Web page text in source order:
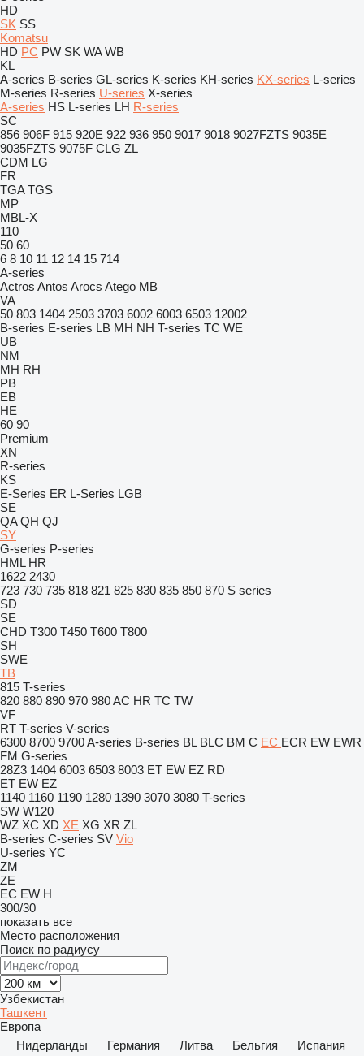
HD
SK SS
Komatsu
HD PC PW SK WA WB
KL
A-series B-series GL-series K-series KH-series KX-series L-series
M-series R-series U-series X-series
A-series HS L-series LH R-series
SC
856 906F 915 920E 922 936 950 9017 9018 9027FZTS 9035E
9035FZTS 9075F CLG ZL
CDM LG
FR
TGA TGS
MP
MBL-X
110
50 60
6 8 10 11 12 14 15 714
A-series
Actros Antos Arocs Atego MB
VA
50 803 1404 2503 3703 6002 6003 6503 12002
B-series E-series LB MH NH T-series TC WE
UB
NM
MH RH
PB
EB
HE
60 90
Premium
XN
R-series
KS
E-Series ER L-Series LGB
SE
QA QH QJ
SY
G-series P-series
HML HR
1622 2430
723 730 735 818 821 825 830 835 850 870 S series
SD
SE
CHD T300 T450 T600 T800
SH
SWE
TB
815 T-series
820 880 890 970 980AC HR TC TW
VF
RT T-series V-series
6300 8700 9700A-series B-series BL BLC BM C EC ECR EW EWR
FM G-series
28Z3 1404 6003 6503 8003 ET EW EZ RD
ET EW EZ
1140 1160 1190 1280 1390 3070 3080 T-series
SW W120
WZ XC XD XE XG XR ZL
B-series C-series SV Vio
U-series YC
ZM
ZE
EC EW H
300/30
показать все
Место расположения
Поиск по радиусу
Узбекистан
Ташкент
Европа
Нидерланды
Германия Литва Бельгия
Испания